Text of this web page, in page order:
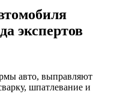
экспертов
авто, выправляют
шпатлевание и